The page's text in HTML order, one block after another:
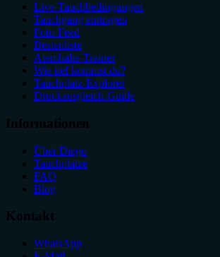
Live-Tauchbedingungen
Tauchgang eintragen
Foto-Feed
Bestenliste
Atemhalte-Trainer
Wie tief kommst du?
Tauchplatz-Explorer
Druckausgleich-Guide
Informationen
Über Diego
Tauchplätze
FAQ
Blog
Kontakt
WhatsApp